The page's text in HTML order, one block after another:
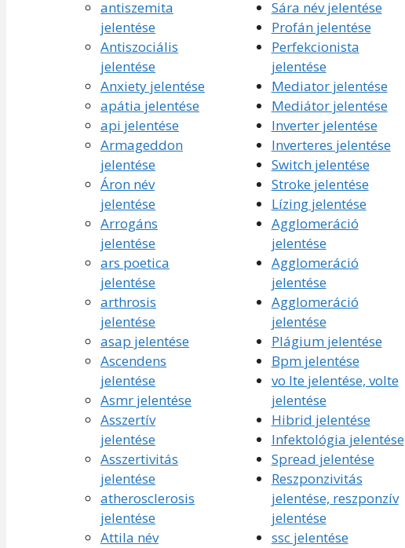
antiszemita
jelentése
Antiszociális
jelentése
Anxiety jelentése
apátia jelentése
api jelentése
Armageddon
jelentése
Áron név
jelentése
Arrogáns
jelentése
ars poetica
jelentése
arthrosis
jelentése
asap jelentése
Ascendens
jelentése
Asmr jelentése
Asszertív
jelentése
Asszertivitás
jelentése
atherosclerosis
jelentése
Attila név
Sára név jelentése
Profán jelentése
Perfekcionista
jelentése
Mediator jelentése
Mediátor jelentése
Inverter jelentése
Inverteres jelentése
Switch jelentése
Stroke jelentése
Lízing jelentése
Agglomeráció
jelentése
Agglomeráció
jelentése
Agglomeráció
jelentése
Plágium jelentése
Bpm jelentése
vo lte jelentése, volte
jelentése
Hibrid jelentése
Infektológia jelentése
Spread jelentése
Reszponzivitás
jelentése, reszponzív
jelentése
ssc jelentése